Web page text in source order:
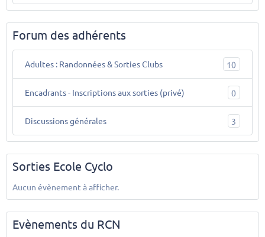
Forum des adhérents
Adultes : Randonnées & Sorties Clubs 10
Encadrants - Inscriptions aux sorties (privé) 0
Discussions générales 3
Sorties Ecole Cyclo
Aucun évènement à afficher.
Evènements du RCN